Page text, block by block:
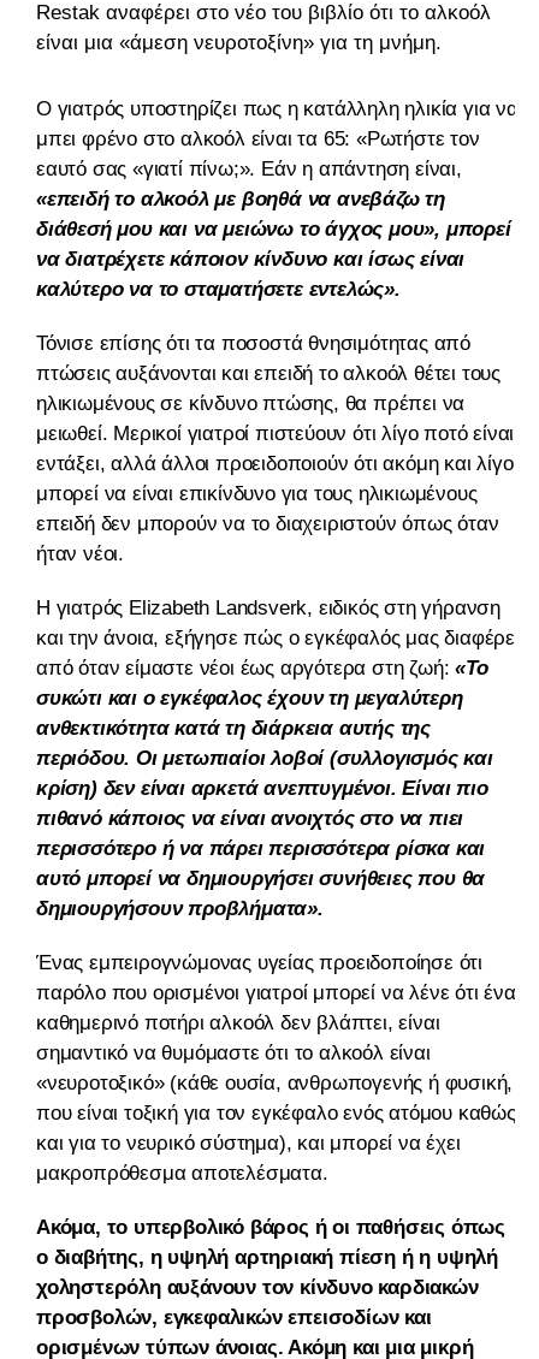
Restak αναφέρει στο νέο του βιβλίο ότι το αλκοόλ
είναι μια «άμεση νευροτοξίνη» για τη μνήμη.
Ο γιατρός υποστηρίζει πως η κατάλληλη ηλικία για να
μπει φρένο στο αλκοόλ είναι τα 65: «Ρωτήστε τον
εαυτό σας «γιατί πίνω;». Εάν η απάντηση είναι,
«επειδή το αλκοόλ με βοηθά να ανεβάζω τη
διάθεσή μου και να μειώνω το άγχος μου», μπορεί
να διατρέχετε κάποιον κίνδυνο και ίσως είναι
καλύτερο να το σταματήσετε εντελώς».
Τόνισε επίσης ότι τα ποσοστά θνησιμότητας από
πτώσεις αυξάνονται και επειδή το αλκοόλ θέτει τους
ηλικιωμένους σε κίνδυνο πτώσης, θα πρέπει να
μειωθεί. Μερικοί γιατροί πιστεύουν ότι λίγο ποτό είναι
εντάξει, αλλά άλλοι προειδοποιούν ότι ακόμη και λίγο
μπορεί να είναι επικίνδυνο για τους ηλικιωμένους
επειδή δεν μπορούν να το διαχειριστούν όπως όταν
ήταν νέοι.
Η γιατρός Elizabeth Landsverk, ειδικός στη γήρανση
και την άνοια, εξήγησε πώς ο εγκέφαλός μας διαφέρει
από όταν είμαστε νέοι έως αργότερα στη ζωή:«Το
συκώτι και ο εγκέφαλος έχουν τη μεγαλύτερη
ανθεκτικότητα κατά τη διάρκεια αυτής της
περιόδου. Οι μετωπιαίοι λοβοί (συλλογισμός και
κρίση) δεν είναι αρκετά ανεπτυγμένοι. Είναι πιο
πιθανό κάποιος να είναι ανοιχτός στο να πιει
περισσότερο ή να πάρει περισσότερα ρίσκα και
αυτό μπορεί να δημιουργήσει συνήθειες που θα
δημιουργήσουν προβλήματα».
Ένας εμπειρογνώμονας υγείας προειδοποίησε ότι
παρόλο που ορισμένοι γιατροί μπορεί να λένε ότι ένα
καθημερινό ποτήρι αλκοόλ δεν βλάπτει, είναι
σημαντικό να θυμόμαστε ότι το αλκοόλ είναι
«νευροτοξικό» (κάθε ουσία, ανθρωπογενής ή φυσική,
που είναι τοξική για τον εγκέφαλο ενός ατόμου καθώς
και για το νευρικό σύστημα), και μπορεί να έχει
μακροπρόθεσμα αποτελέσματα.
Ακόμα, το υπερβολικό βάρος ή οι παθήσεις όπως
ο διαβήτης, η υψηλή αρτηριακή πίεση ή η υψηλή
χοληστερόλη αυξάνουν τον κίνδυνο καρδιακών
προσβολών, εγκεφαλικών επεισοδίων και
ορισμένων τύπων άνοιας. Ακόμη και μια μικρή